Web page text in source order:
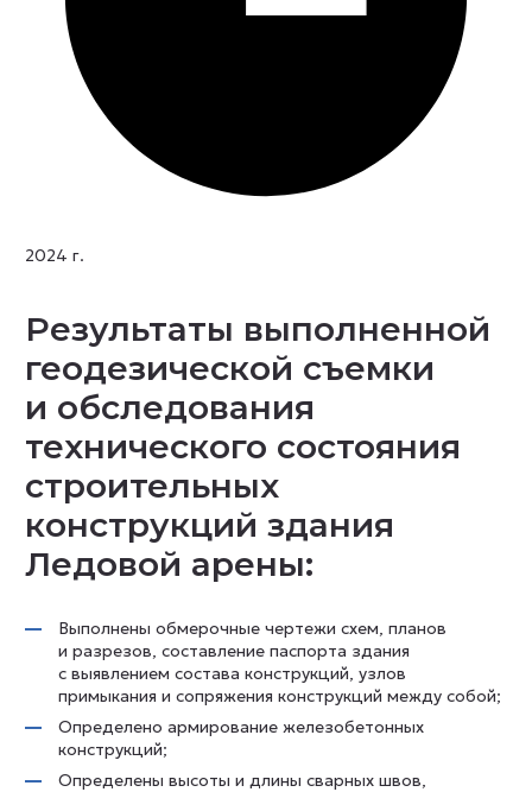
2024 г.
Результаты выполненной
геодезической съемки
и обследования
технического состояния
строительных
конструкций здания
Ледовой арены:
Выполнены обмерочные чертежи схем, планов
и разрезов, составление паспорта здания
с выявлением состава конструкций, узлов
примыкания и сопряжения конструкций между собой;
Определено армирование железобетонных
конструкций;
Определены высоты и длины сварных швов,